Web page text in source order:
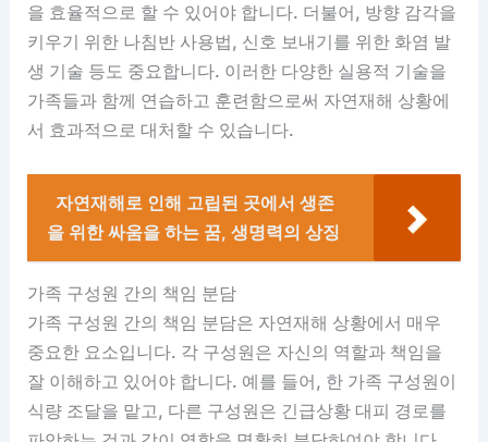
을 효율적으로 할 수 있어야 합니다. 더불어, 방향 감각을
키우기 위한 나침반 사용법, 신호 보내기를 위한 화염 발
생 기술 등도 중요합니다. 이러한 다양한 실용적 기술을
가족들과 함께 연습하고 훈련함으로써 자연재해 상황에
서 효과적으로 대처할 수 있습니다.
자연재해로 인해 고립된 곳에서 생존
을 위한 싸움을 하는 꿈, 생명력의 상징
가족 구성원 간의 책임 분담
가족 구성원 간의 책임 분담은 자연재해 상황에서 매우
중요한 요소입니다. 각 구성원은 자신의 역할과 책임을
잘 이해하고 있어야 합니다. 예를 들어, 한 가족 구성원이
식량 조달을 맡고, 다른 구성원은 긴급상황 대피 경로를